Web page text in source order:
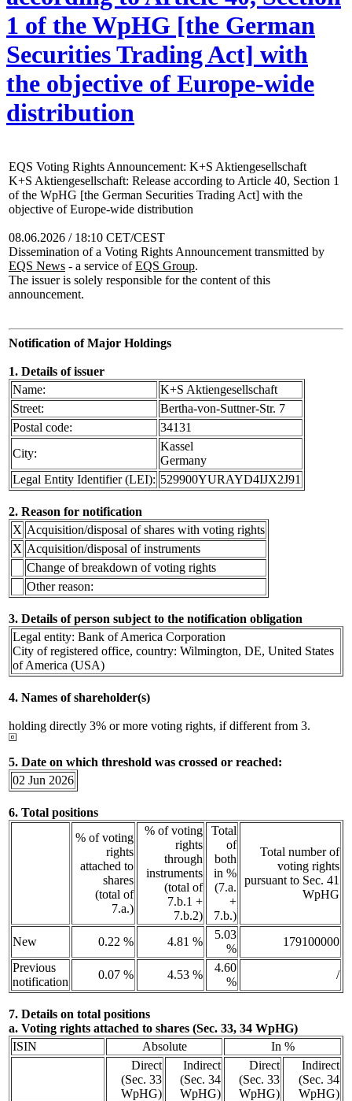
1 of the WpHG [the German
Securities Trading Act] with
the objective of Europe-wide
distribution
EQS Voting Rights Announcement: K+S Aktiengesellschaft
K+S Aktiengesellschaft: Release according to Article 40, Section 1
of the WpHG [the German Securities Trading Act] with the
objective of Europe-wide distribution
08.06.2026 / 18:10 CET/CEST
Dissemination of a Voting Rights Announcement transmitted by
EQS News - a service ofEQS Group.
The issuer is solely responsible for the content of this
announcement.
Notification of Major Holdings
1. Details of issuer
Name:
K+S Aktiengesellschaft
Street:
Bertha-von-Suttner-Str. 7
Postal code:
34131
City:
Kassel
Germany
Legal Entity Identifier (LEI): 529900YURAYD4IJX2J91
2. Reason for notification
X Acquisition/disposal of shares with voting rights
X Acquisition/disposal of instruments
Change of breakdown of voting rights
Other reason:
3. Details of person subject to the notification obligation
Legal entity: Bank of America Corporation
City of registered office, country: Wilmington, DE, United States
of America (USA)
4. Names of shareholder(s)
holding directly 3% or more voting rights, if different from 3.
5. Date on which threshold was crossed or reached:
02 Jun 2026
6. Total positions
% of voting
rights
attached to
shares
(total of
7.a.)
% of voting
rights
through
instruments
(total of
7.b.1 +
7.b.2)
Total
of
both
in %
(7.a.
+
7.b.)
Total number of
voting rights
pursuant to Sec. 41
WpHG
New 0.22 % 4.81 %
5.03
%
179100000
Previous
notification
0.07 % 4.53 %
4.60
%
/
7. Details on total positions
a. Voting rights attached to shares (Sec. 33, 34 WpHG)
ISIN
Absolute
In %
Direct
(Sec. 33
WpHG)
Indirect
(Sec. 34
WpHG)
Direct
(Sec. 33
WpHG)
Indirect
(Sec. 34
WpHG)